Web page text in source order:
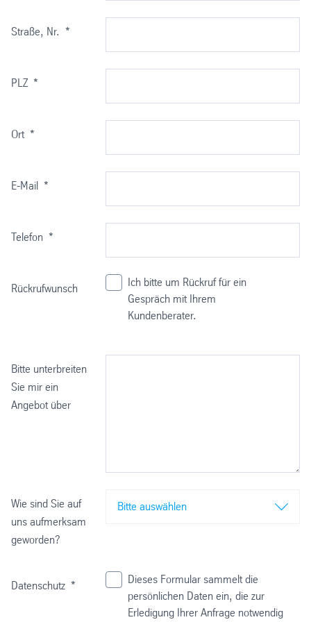
Straße, Nr. *
PLZ *
Ort *
E-Mail *
Telefon *
Rückrufwunsch
Ich bitte um Rückruf für ein
Gespräch mit Ihrem
Kundenberater.
Bitte unterbreiten
Sie mir ein
Angebot über
Wie sind Sie auf
uns aufmerksam
geworden?
Bitte auswählen
Datenschutz *
Dieses Formular sammelt die
persönlichen Daten ein, die zur
Erledigung Ihrer Anfrage notwendig